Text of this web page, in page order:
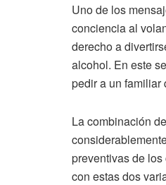
Uno de los
conciencia al
derecho a
alcohol. En este
pedir a un familiar
La combinación
preventivas de
con estas dos